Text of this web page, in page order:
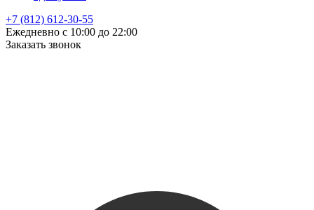
+7 (812) 612-30-55
Ежедневно с 10:00 до 22:00
Заказать звонок